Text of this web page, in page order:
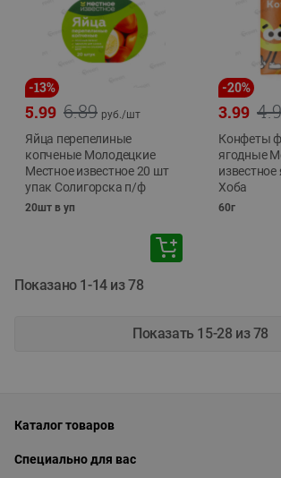
-13%
6.89
5.99 руб./шт
Яйца перепелиные
копченые Молодецкие
Местное известное 20 шт
упак Солигорска п/ф
20шт в уп
-20%
3.99
Конфеты
ягодные
Хоба
60г
Показано 1-14 из 78
Показать 15-28 из 78
Каталог товаров
Специально для вас